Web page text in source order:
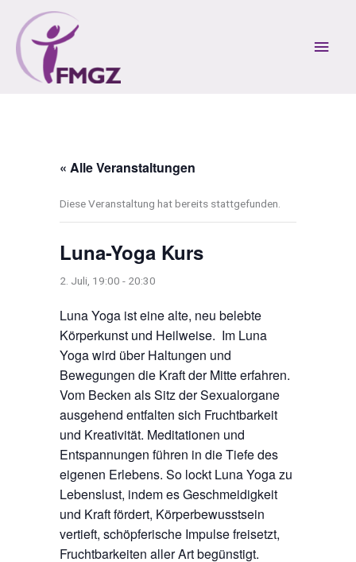
Inhalt
springen
« Alle Veranstaltungen
Diese Veranstaltung hat bereits stattgefunden.
Luna-Yoga Kurs
2. Juli, 19:00 - 20:30
Luna Yoga ist eine alte, neu belebte
Körperkunst und Heilweise. Im Luna
Yoga wird über Haltungen und
Bewegungen die Kraft der Mitte erfahren.
Vom Becken als Sitz der Sexualorgane
ausgehend entfalten sich Fruchtbarkeit
und Kreativität. Meditationen und
Entspannungen führen in die Tiefe des
eigenen Erlebens. So lockt Luna Yoga zu
Lebenslust, indem es Geschmeidigkeit
und Kraft fördert, Körperbewusstsein
vertieft, schöpferische Impulse freisetzt,
Fruchtbarkeiten aller Art begünstigt.